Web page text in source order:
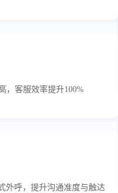
，客服效率提升100%
外呼，提升沟通准度与触达